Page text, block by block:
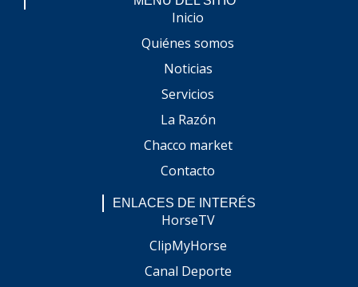
Inicio
Quiénes somos
Noticias
Servicios
La Razón
Chacco market
Contacto
ENLACES DE INTERÉS
HorseTV
ClipMyHorse
Canal Deporte